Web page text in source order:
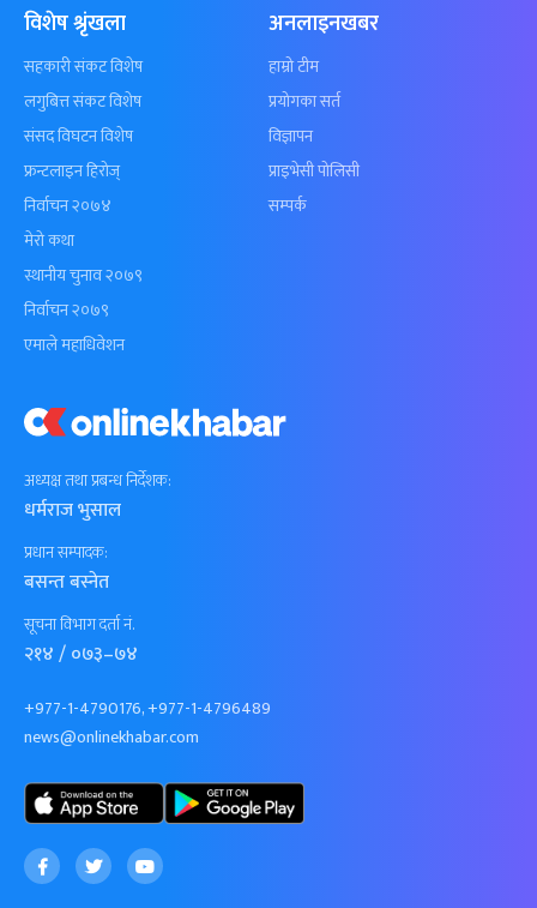
अध्यक्ष तथा प्रबन्ध निर्देशक:
धर्मराज भुसाल
प्रधान सम्पादक:
बसन्त बस्नेत
सूचना विभाग दर्ता नं.
२१४ / ०७३–७४
+977-1-4790176, +977-1-4796489
news@onlinekhabar.com
विशेष श्रृंखला
सहकारी संकट विशेष
लगुबित्त संकट विशेष
संसद विघटन विशेष
फ्रन्टलाइन हिरोज्
निर्वाचन २०७४
मेरो कथा
स्थानीय चुनाव २०७९
निर्वाचन २०७९
एमाले महाधिवेशन
अनलाइनखबर
हाम्रो टीम
प्रयोगका सर्त
विज्ञापन
प्राइभेसी पोलिसी
सम्पर्क